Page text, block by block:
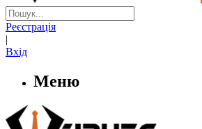
Реєстрація
|
Вхід
Меню